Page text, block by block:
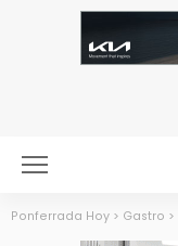
Ponferrada Hoy > Gastro >